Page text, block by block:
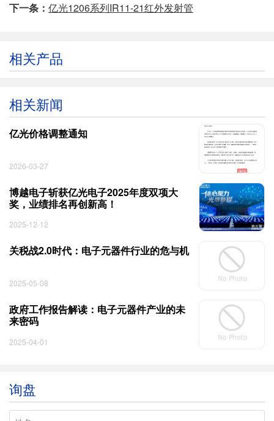
下一条： 亿光1206系列IR11-21红外发射管
相关产品
相关新闻
亿光价格调整通知
2026-03-27
博越电子斩获亿光电子2025年度双项大
奖，业绩排名再创新高！
2025-12-12
关税战2.0时代：电子元器件行业的危与机
2025-05-08
政府工作报告解读：电子元器件产业的未
来密码
2025-04-01
询盘